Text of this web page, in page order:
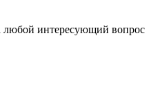
любой интересующий вопрос